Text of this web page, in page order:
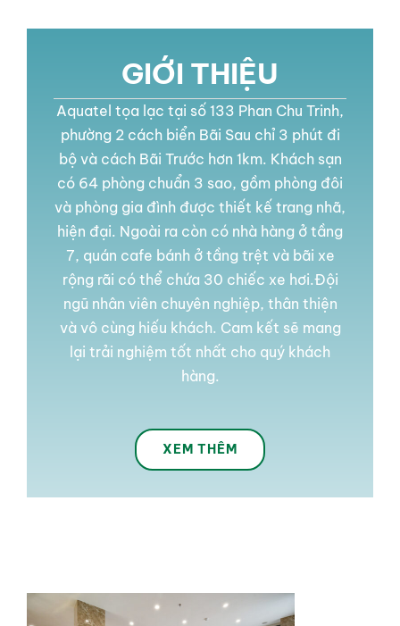
GIỚI THIỆU
Aquatel tọa lạc tại số 133 Phan Chu Trinh,
phường 2 cách biển Bãi Sau chỉ 3 phút đi
bộ và cách Bãi Trước hơn 1km. Khách sạn
có 64 phòng chuẩn 3 sao, gồm phòng đôi
và phòng gia đình được thiết kế trang nhã,
hiện đại. Ngoài ra còn có nhà hàng ở tầng
7, quán cafe bánh ở tầng trệt và bãi xe
rộng rãi có thể chứa 30 chiếc xe hơi.Đội
ngũ nhân viên chuyên nghiệp, thân thiện
và vô cùng hiếu khách. Cam kết sẽ mang
lại trải nghiệm tốt nhất cho quý khách
hàng.
XEM THÊM